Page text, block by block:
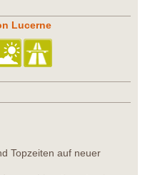
Lucerne
Topzeiten auf neuer